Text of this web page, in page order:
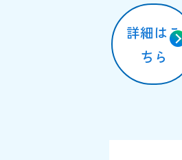
詳細はこ
ちら